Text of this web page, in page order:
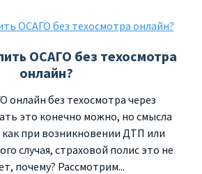
ОСАГО без техосмотра
онлайн?
онлайн без техосмотра через
это конечно можно, но смысла
как при возникновении ДТП или
случая, страховой полис это не
почему? Рассмотрим...